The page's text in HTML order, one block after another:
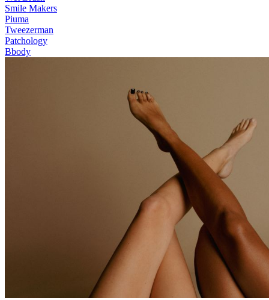
Smile Makers
Piuma
Tweezerman
Patchology
Bbody